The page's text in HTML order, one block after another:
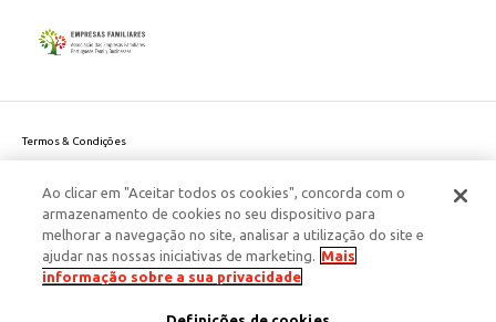
Termos & Condições
Politica de Cookies
Política de Privacidade Dados Pessoais
Responsabilidade Social Corporativa
Este site é protegido pelo reCAPTCHA e aplicam-se a
Ao clicar em "Aceitar todos os cookies", concorda com o
armazenamento de cookies no seu dispositivo para
melhorar a navegação no site, analisar a utilização do site e
ajudar nas nossas iniciativas de marketing. Mais
informação sobre a sua privacidade